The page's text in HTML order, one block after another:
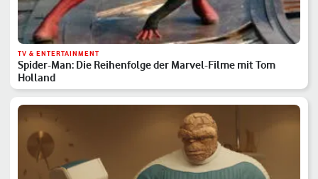
TV & ENTERTAINMENT
Spider-Man: Die Reihenfolge der Marvel-Filme mit Tom
Holland